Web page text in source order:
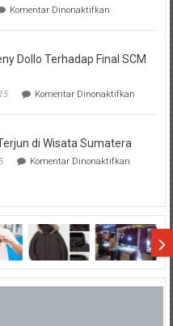
Komentar Dinonaktifkanpada
Hal-
Penting
Hasil
Dollo Terhadap Final SCM
Komentar Dinonaktifkanpada
Beny
di Wisata Sumatera
Komentar Dinonaktifkanpada
di
Wisata
Sumatera